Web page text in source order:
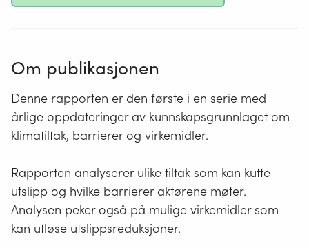
Om publikasjonen
Denne rapporten er den første i en serie med
årlige oppdateringer av kunnskapsgrunnlaget om
klimatiltak, barrierer og virkemidler.
Rapporten analyserer ulike tiltak som kan kutte
utslipp og hvilke barrierer aktørene møter.
Analysen peker også på mulige virkemidler som
kan utløse utslippsreduksjoner.